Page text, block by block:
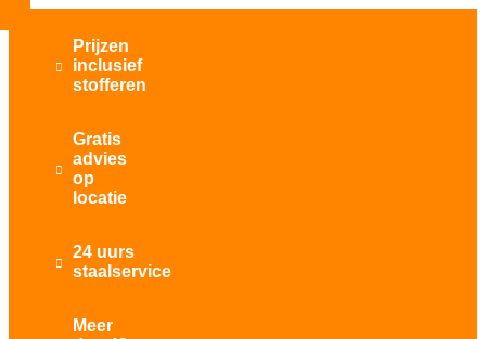

Prijzen
inclusief
stofferen

Gratis
advies
op
locatie

24 uurs
staalservice
Meer